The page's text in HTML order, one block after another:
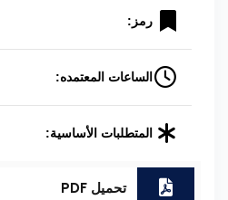
رمز:
الساعات المعتمده:
المتطلبات الأساسية:
تحميل PDF